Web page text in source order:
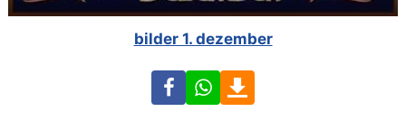
bilder 1. dezember
FacebookWhatsApp